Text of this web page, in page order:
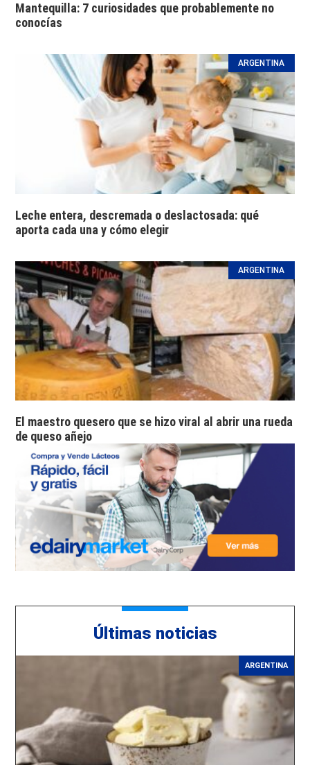
Mantequilla: 7 curiosidades que probablemente no
conocías
ARGENTINA
Leche entera, descremada o deslactosada: qué
aporta cada una y cómo elegir
ARGENTINA
El maestro quesero que se hizo viral al abrir una rueda
de queso añejo
Últimas noticias
ARGENTINA